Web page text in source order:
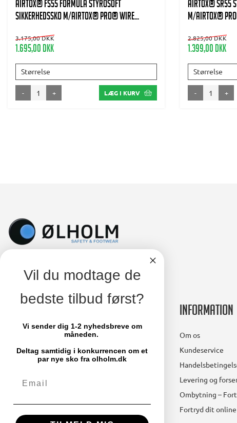
AIRTOX® FS55 Formula Styrosoft
Sikkerhedssko m/AIRTOX® PRO® wire...
3.175,00 DKK
1.695,00 DKK
Størrelse
- + LÆG I KURV
AIRTOX®
m/AIRTOX®
2.825,00 DKK
1.399,00 DKK
Størrelse
- +
Lollandsvej 29
5500 Middelfart
Telefon: 64 41 11 66
Information
Om os
Kundeservice
Levering og
Ombytning –
Fortryd dit
Vil du modtage de
bedste tilbud først?
Vi sender dig 1-2 nyhedsbreve om
måneden.
Deltag samtidig i konkurrencen om et
par nye sko fra olholm.dk